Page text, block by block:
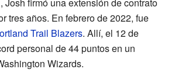
Josh firmó una extensión de contrato
tres años. En febrero de 2022, fue
Trail Blazers. Allí, el 12 de
personal de 44 puntos en un
Wizards.